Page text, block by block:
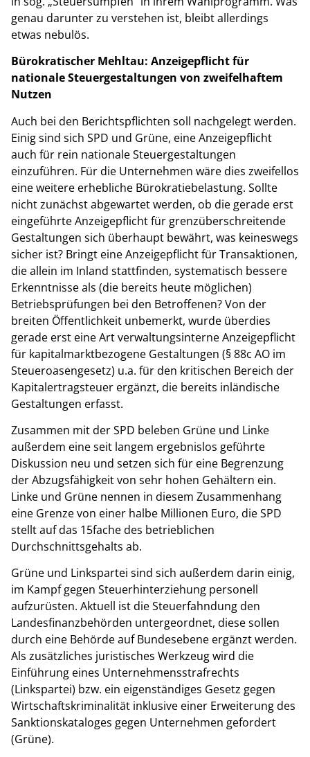
genau darunter zu verstehen ist, bleibt allerdings
etwas nebulös.
Bürokratischer Mehltau: Anzeigepflicht für
nationale Steuergestaltungen von zweifelhaftem
Nutzen
Auch bei den Berichtspflichten soll nachgelegt werden.
Einig sind sich SPD und Grüne, eine Anzeigepflicht
auch für rein nationale Steuergestaltungen
einzuführen. Für die Unternehmen wäre dies zweifellos
eine weitere erhebliche Bürokratiebelastung. Sollte
nicht zunächst abgewartet werden, ob die gerade erst
eingeführte Anzeigepflicht für grenzüberschreitende
Gestaltungen sich überhaupt bewährt, was keineswegs
sicher ist? Bringt eine Anzeigepflicht für Transaktionen,
die allein im Inland stattfinden, systematisch bessere
Erkenntnisse als (die bereits heute möglichen)
Betriebsprüfungen bei den Betroffenen? Von der
breiten Öffentlichkeit unbemerkt, wurde überdies
gerade erst eine Art verwaltungsinterne Anzeigepflicht
für kapitalmarktbezogene Gestaltungen (§ 88c AO im
Steueroasengesetz) u.a. für den kritischen Bereich der
Kapitalertragsteuer ergänzt, die bereits inländische
Gestaltungen erfasst.
Zusammen mit der SPD beleben Grüne und Linke
außerdem eine seit langem ergebnislos geführte
Diskussion neu und setzen sich für eine Begrenzung
der Abzugsfähigkeit von sehr hohen Gehältern ein.
Linke und Grüne nennen in diesem Zusammenhang
eine Grenze von einer halbe Millionen Euro, die SPD
stellt auf das 15fache des betrieblichen
Durchschnittsgehalts ab.
Grüne und Linkspartei sind sich außerdem darin einig,
im Kampf gegen Steuerhinterziehung personell
aufzurüsten. Aktuell ist die Steuerfahndung den
Landesfinanzbehörden untergeordnet, diese sollen
durch eine Behörde auf Bundesebene ergänzt werden.
Als zusätzliches juristisches Werkzeug wird die
Einführung eines Unternehmensstrafrechts
(Linkspartei) bzw. ein eigenständiges Gesetz gegen
Wirtschaftskriminalität inklusive einer Erweiterung des
Sanktionskataloges gegen Unternehmen gefordert
(Grüne).